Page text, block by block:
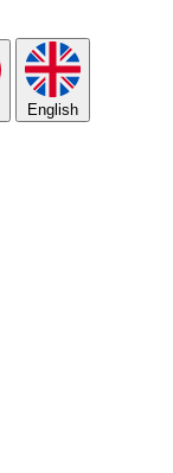
English